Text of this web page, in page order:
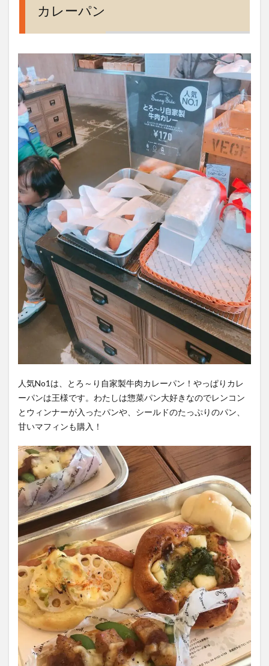
カレーパン
人気No1は、とろ～り自家製牛肉カレーパン！やっぱりカレ
ーパンは王様です。わたしは惣菜パン大好きなのでレンコン
とウィンナーが入ったパンや、シールドのたっぷりのパン、
甘いマフィンも購入︎！